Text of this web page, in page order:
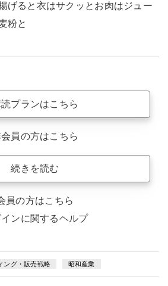
げると衣はサクッとお肉はジュー
粉と
読プランはこちら
員の方はこちら
続きを読む
員の方はこちら
インに関するヘルプ
ング・販売戦略 昭和産業